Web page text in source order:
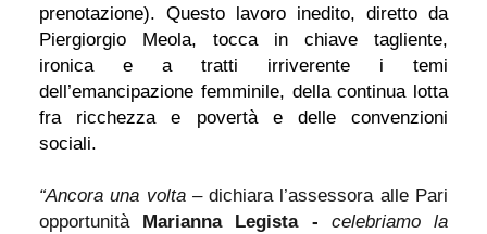
prenotazione). Questo lavoro inedito, diretto da
Piergiorgio Meola, tocca in chiave tagliente,
ironica e a tratti irriverente i temi
dell’emancipazione femminile, della continua lotta
fra ricchezza e povertà e delle convenzioni
sociali.
“Ancora una volta –dichiara l’assessora alle Pari
opportunità Marianna Legista - celebriamo la